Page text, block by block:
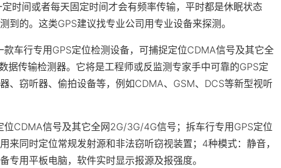
时间或者每天固定时间才会有频率传输，平时都是休眠状态
到的。这类GPS建议找专业公司用专业设备来探测。
车行专用GPS定位检测设备，可捕捉定位CDMA信号及其它全
据传输检测器。它将是工程师或反监测专家手中可靠的GPS定
、窃听器、偷拍设备等，例如CDMA、GSM、DCS等新型视听
CDMA信号及其它全网2G/3G/4G信号；拆车行专用GPS定位
来同时定位常规发射源和非法窃听窃视装置；4种模式：静音，
专用平板电脑，软件实时显示报源及报强度。